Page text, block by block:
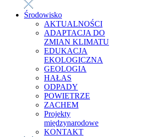
Środowisko
AKTUALNOŚCI
ADAPTACJA DO
ZMIAN KLIMATU
EDUKACJA
EKOLOGICZNA
GEOLOGIA
HAŁAS
ODPADY
POWIETRZE
ZACHEM
Projekty
międzynarodowe
KONTAKT